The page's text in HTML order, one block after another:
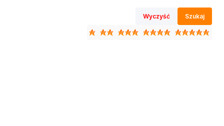
Wyczyść Szukaj